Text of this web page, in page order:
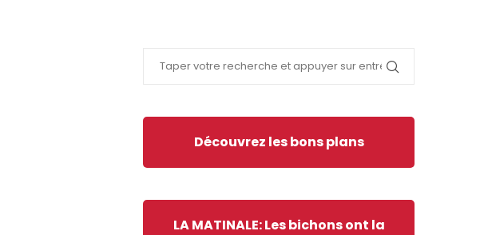
Découvrez les bons plans
LA MATINALE: Les bichons ont la